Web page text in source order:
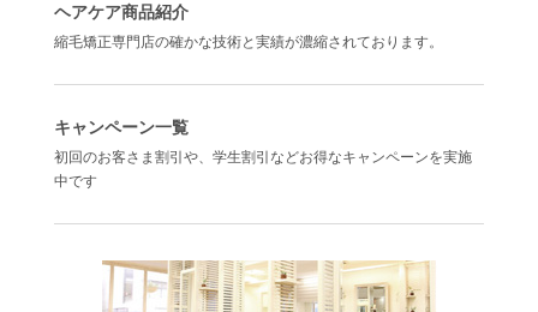
ヘアケア商品紹介
縮毛矯正専門店の確かな技術と実績が濃縮されております。
キャンペーン一覧
初回のお客さま割引や、学生割引などお得なキャンペーンを実施
中です